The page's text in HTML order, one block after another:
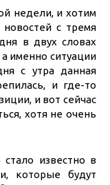
недели, и хотим
новостей с тремя
в двух словах
именно ситуации
с утра данная
и где-то
и вот сейчас
хотя не очень
известно в
которые будут